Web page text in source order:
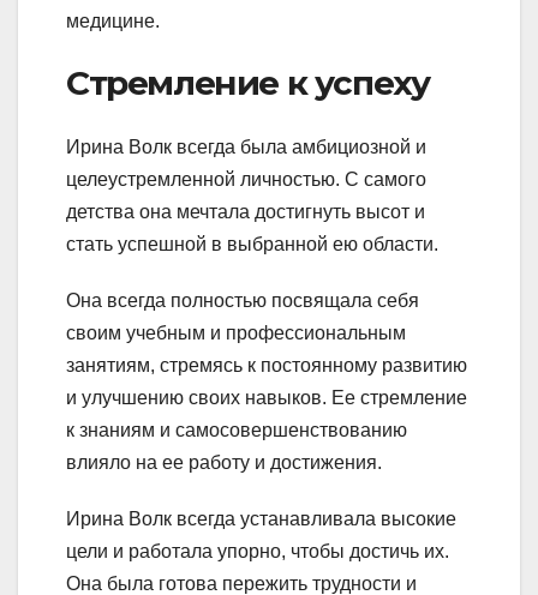
медицине.
Стремление к успеху
Ирина Волк всегда была амбициозной и
целеустремленной личностью. С самого
детства она мечтала достигнуть высот и
стать успешной в выбранной ею области.
Она всегда полностью посвящала себя
своим учебным и профессиональным
занятиям, стремясь к постоянному развитию
и улучшению своих навыков. Ее стремление
к знаниям и самосовершенствованию
влияло на ее работу и достижения.
Ирина Волк всегда устанавливала высокие
цели и работала упорно, чтобы достичь их.
Она была готова пережить трудности и